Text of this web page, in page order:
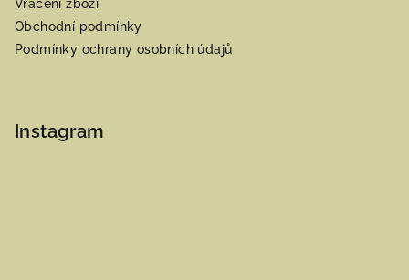
Vrácení zboží
Obchodní podmínky
Podmínky ochrany osobních údajů
Instagram